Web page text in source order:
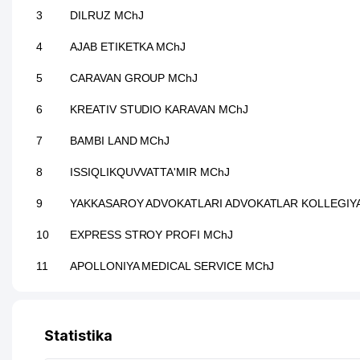
3 DILRUZ MChJ
4 AJAB ETIKETKA MChJ
5 CARAVAN GROUP MChJ
6 KREATIV STUDIO KARAVAN MChJ
7 BAMBI LAND MChJ
8 ISSIQLIKQUVVATTA'MIR MChJ
9 YAKKASAROY ADVOKATLARI ADVOKATLAR
10 EXPRESS STROY PROFI MChJ
11 APOLLONIYA MEDICAL SERVICE MChJ
13 GLOBAL LEASING GROUP MChJ
Statistika